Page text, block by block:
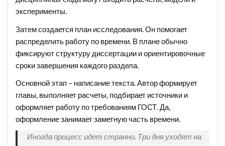
эксперименты.
Затем создается план исследования. Он помогает
распределить работу по времени. В плане обычно
фиксируют структуру диссертации и ориентировочные
сроки завершения каждого раздела.
Основной этап – написание текста. Автор формирует
главы, выполняет расчеты, подбирает источники и
оформляет работу по требованиям ГОСТ. Да,
оформление занимает заметную часть времени.
Иногда процесс идет странно. Три дня уходят на